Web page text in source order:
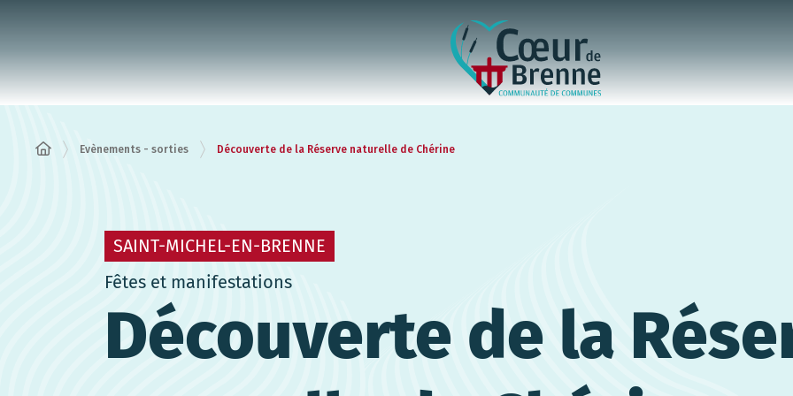
Evènements - sorties Découverte de la Réserve naturelle de Chérine
SAINT-MICHEL-EN-BRENNE
Fêtes et manifestations
Découverte de la